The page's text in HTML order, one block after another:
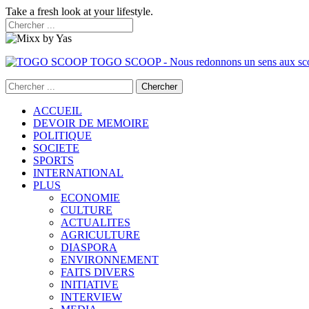
Take a fresh look at your lifestyle.
TOGO SCOOP - Nous redonnons un sens aux
ACCUEIL
DEVOIR DE MEMOIRE
POLITIQUE
SOCIETE
SPORTS
INTERNATIONAL
PLUS
ECONOMIE
CULTURE
ACTUALITES
AGRICULTURE
DIASPORA
ENVIRONNEMENT
FAITS DIVERS
INITIATIVE
INTERVIEW